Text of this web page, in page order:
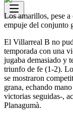
Los amarillos, pese
empuje del conjunto
El Villarreal B no
temporada con una
jugaba demasiado y
triunfo de fe (1-2).
se mostraron
grana, echando
victorias seguidas-,
Planagumà.